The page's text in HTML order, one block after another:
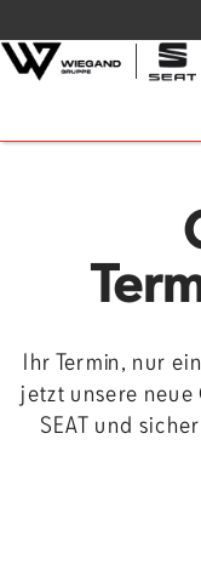
Ihr Termin, nur
jetzt unsere
SEAT und